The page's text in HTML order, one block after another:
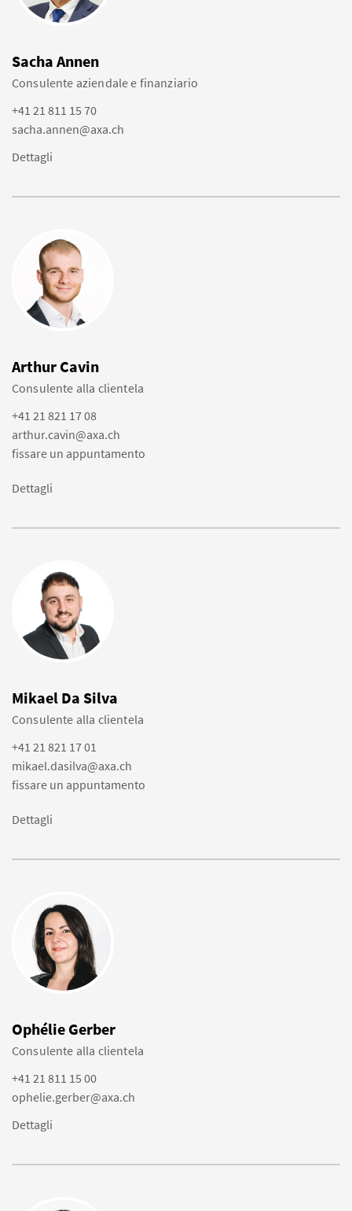
Sacha Annen
Consulente aziendale e finanziario
+41 21 811 15 70
sacha.annen@axa.ch
Dettagli
Arthur Cavin
Consulente alla clientela
+41 21 821 17 08
arthur.cavin@axa.ch
fissare un appuntamento
Dettagli
Mikael Da Silva
Consulente alla clientela
+41 21 821 17 01
mikael.dasilva@axa.ch
fissare un appuntamento
Dettagli
Ophélie Gerber
Consulente alla clientela
+41 21 811 15 00
ophelie.gerber@axa.ch
Dettagli